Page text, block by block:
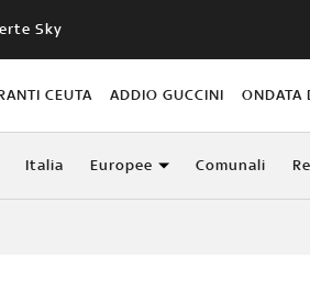
Sky
CEUTA ADDIO GUCCINI ONDATA
Italia Europee Comunali